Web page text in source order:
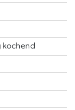
kochend